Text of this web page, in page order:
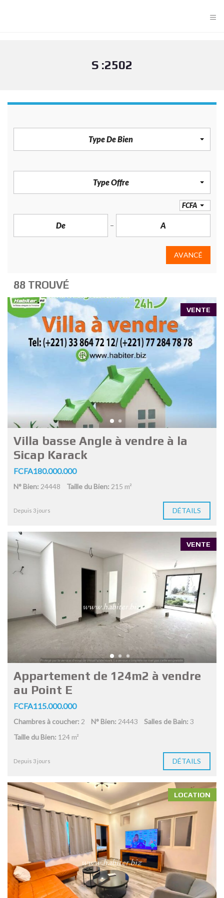
≡
S :2502
Type De Bien
Type Offre
FCFA
AVANCÉ
88 TROUVÉ
VENTE
Villa basse Angle à vendre à la
Sicap Karack
FCFA180.000.000
N° Bien: 24448 Taille du Bien: 215 m²
Depuis 3 jours DÉTAILS
VENTE
Appartement de 124m2 à vendre
au Point E
FCFA115.000.000
Chambres à coucher: 2 N° Bien: 24443 Salles de Bain: 3
Taille du Bien: 124 m²
Depuis 3 jours DÉTAILS
LOCATION